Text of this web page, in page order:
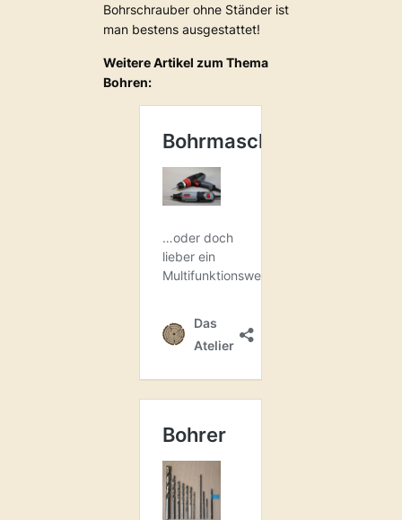
Bohrschrauber ohne Ständer ist
man bestens ausgestattet!
Weitere Artikel zum Thema
Bohren: